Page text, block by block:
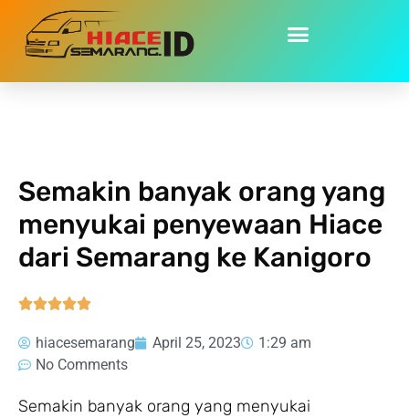
Home»Semakin banyak orang yang menyukai penyewaan
Semakin banyak orang yang
menyukai penyewaan Hiace
dari Semarang ke Kanigoro

hiacesemarang April 25, 2023
1:29 am
No Comments
Semakin banyak orang yang menyukai